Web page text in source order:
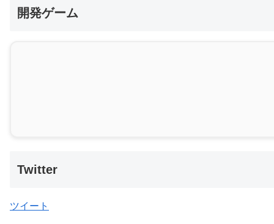
開発ゲーム
Twitter
ツイート